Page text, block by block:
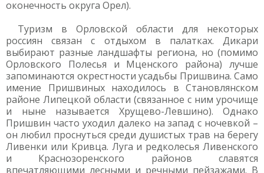
оконечность округа Орел).
Туризм в Орловской области для некоторых
россиян связан с отдыхом в палатках. Дикари
выбирают разные ландшафты региона, но (помимо
Орловского Полесья и Мценского района) лучше
запоминаются окрестности усадьбы Пришвина. Само
имение Пришвиных находилось в Становлянском
районе Липецкой области (связанное с ним урочище
и ныне называется Хрущево-Левшино). Однако
Пришвин часто уходил далеко на запад с ночевкой –
он любил проснуться среди душистых трав на берегу
Ливенки или Кривца. Луга и редколесья Ливенского
и Краснозоренского районов славятся
впечатляющими лесными и речными пейзажами. В